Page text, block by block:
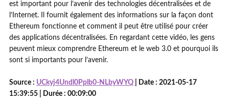
est important pour l’avenir des technologies décentralisées et de
l’Internet. Il fournit également des informations sur la façon dont
Ethereum fonctionne et comment il peut être utilisé pour créer
des applications décentralisées. En regardant cette vidéo, les gens
peuvent mieux comprendre Ethereum et le web 3.0 et pourquoi ils
sont si importants pour l’avenir.
Source : UCkyj4Undl0Pplb0-NLbyWYQ
| Date : 2021-05-17
15:39:55 | Durée : 00:09:00